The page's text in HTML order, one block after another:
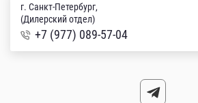
г. Санкт-Петербург,
(Дилерский отдел)
+7 (977) 089-57-04